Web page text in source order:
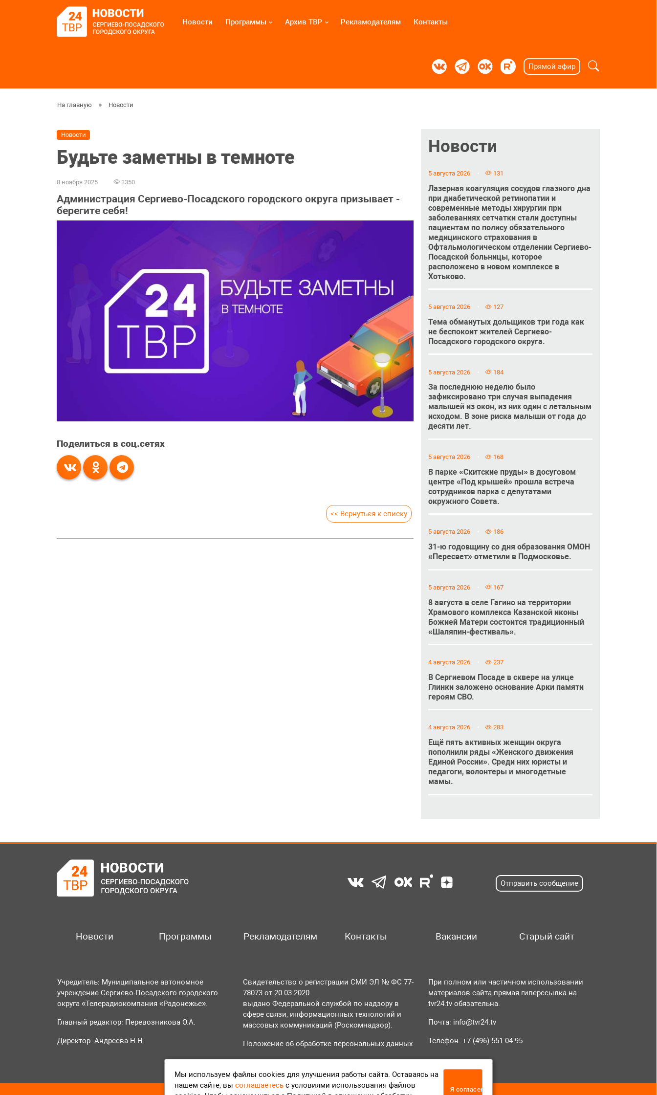
Новости Программы Архив ТВР Рекламодателям Контакты
Прямой эфир
На главную Новости
Новости
Будьте заметны в темноте
8 ноября 2025 3350
Администрация Сергиево-Посадского городского округа призывает -
берегите себя!
Поделиться в соц.сетях
<< Вернуться к списку
Новости
5 августа 2026 131
Лазерная коагуляция сосудов глазного дна
при диабетической ретинопатии и
современные методы хирургии при
заболеваниях сетчатки стали доступны
пациентам по полису обязательного
медицинского страхования в
Офтальмологическом отделении Сергиево-
Посадской больницы, которое
расположено в новом комплексе в
Хотьково.
5 августа 2026 127
Тема обманутых дольщиков три года как
не беспокоит жителей Сергиево-
Посадского городского округа.
5 августа 2026 184
За последнюю неделю было
зафиксировано три случая выпадения
малышей из окон, из них один с летальным
исходом. В зоне риска малыши от года до
десяти лет.
5 августа 2026 168
В парке «Скитские пруды» в досуговом
центре «Под крышей» прошла встреча
сотрудников парка с депутатами
окружного Совета.
5 августа 2026 186
31-ю годовщину со дня образования ОМОН
«Пересвет» отметили в Подмосковье.
5 августа 2026 167
8 августа в селе Гагино на территории
Храмового комплекса Казанской иконы
Божией Матери состоится традиционный
«Шаляпин-фестиваль».
4 августа 2026 237
В Сергиевом Посаде в сквере на улице
Глинки заложено основание Арки памяти
героям СВО.
4 августа 2026 283
Ещё пять активных женщин округа
пополнили ряды «Женского движения
Единой России». Среди них юристы и
педагоги, волонтеры и многодетные
мамы.
Отправить сообщение
Новости Программы Рекламодателям Контакты Вакансии Старый сайт
Учредитель: Муниципальное автономное
учреждение Сергиево-Посадского городского
округа «Телерадиокомпания «Радонежье».
Главный редактор: Перевозникова О.А.
Директор: Андреева Н.Н.
Свидетельство о регистрации СМИ ЭЛ № ФС 77-
78073 от 20.03.2020
выдано Федеральной службой по надзору в
сфере связи, информационных технологий и
массовых коммуникаций (Роскомнадзор).
Положение об обработке персональных данных
Согласие на обработку персональных данных
При полном или частичном использовании
материалов сайта прямая гиперссылка на
tvr24.tv обязательна.
Почта: info@tvr24.tv
Телефон: +7 (496) 551-04-95
Мы используем файлы cookies для улучшения работы сайта. Оставаясь на
нашем сайте, вы соглашаетесь с условиями использования файлов
Я согласен